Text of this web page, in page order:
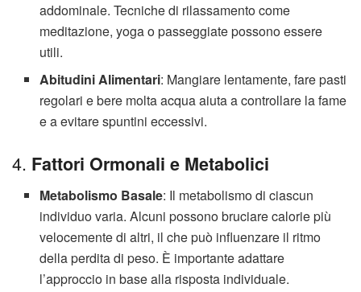
addominale. Tecniche di rilassamento come
meditazione, yoga o passeggiate possono essere
utili.
Abitudini Alimentari: Mangiare lentamente, fare pasti
regolari e bere molta acqua aiuta a controllare la fame
e a evitare spuntini eccessivi.
4. Fattori Ormonali e Metabolici
Metabolismo Basale: Il metabolismo di ciascun
individuo varia. Alcuni possono bruciare calorie più
velocemente di altri, il che può influenzare il ritmo
della perdita di peso. È importante adattare
l’approccio in base alla risposta individuale.